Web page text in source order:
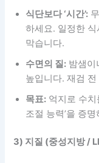
식단보다 ‘시간’:
하세요. 일정한
막습니다.
수면의 질: 밤샘이
높입니다. 재검
목표: 억지로 수치
조절 능력’을 증
3) 지질 (중성지방 /